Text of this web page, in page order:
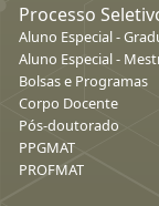
Processo
Aluno Especial -
Aluno Especial -
Bolsas e Programas
Corpo Docente
Pós-doutorado
PPGMAT
PROFMAT